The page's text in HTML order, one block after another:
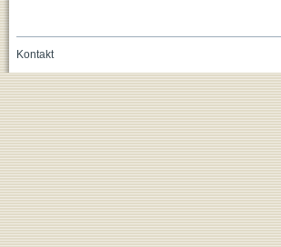
Kontakt